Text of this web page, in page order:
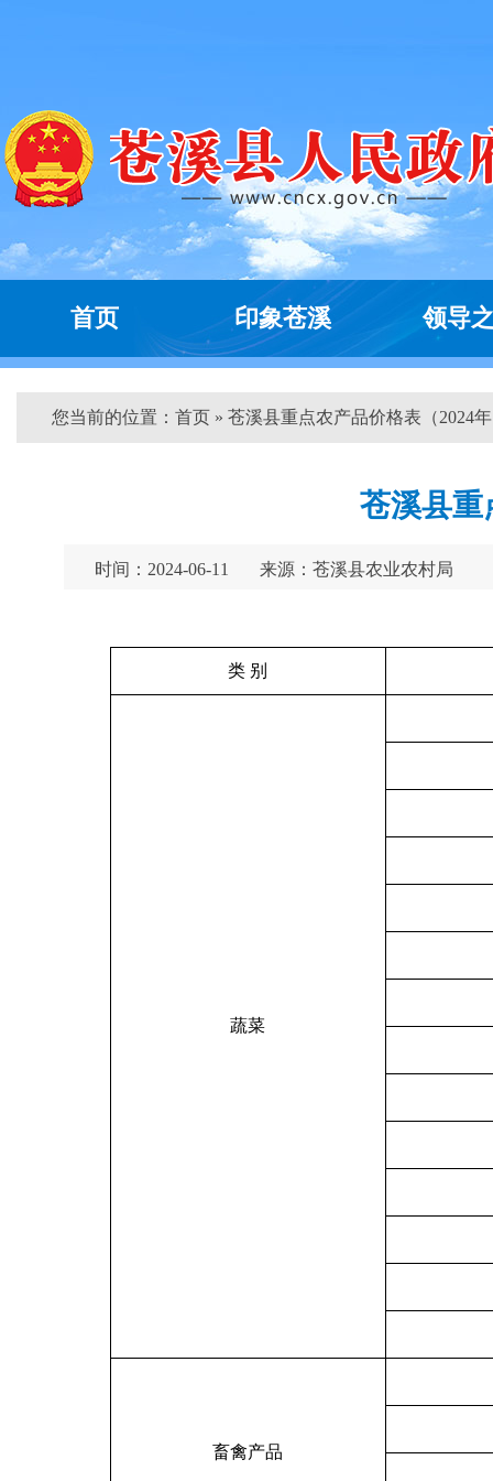
首页 印象苍溪 领导
您当前的位置： 首页 » 苍溪县重点农产品价格表（2024
苍溪县重
时间：2024-06-11 来源：苍溪县农业农村局
类 别
蔬菜
畜禽产品